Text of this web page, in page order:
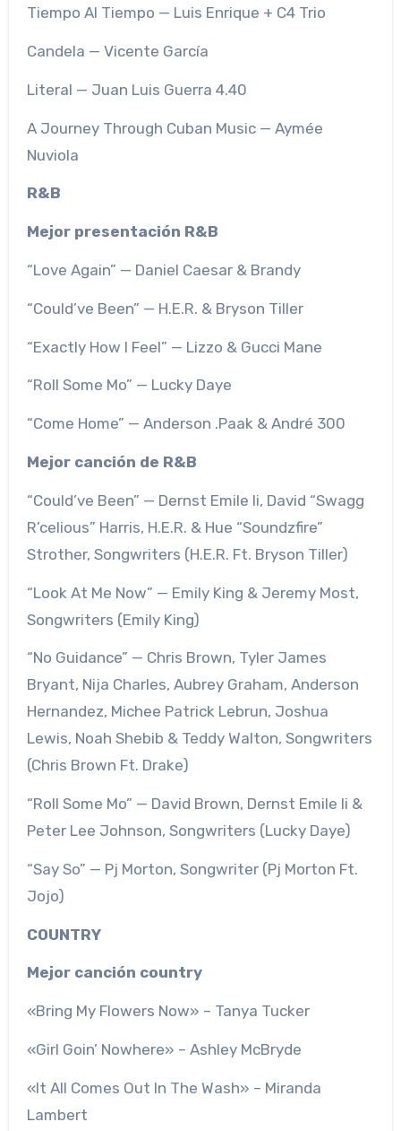
Tiempo Al Tiempo — Luis Enrique + C4 Trio
Candela — Vicente García
Literal — Juan Luis Guerra 4.40
A Journey Through Cuban Music — Aymée
Nuviola
R&B
Mejor presentación R&B
“Love Again” — Daniel Caesar & Brandy
“Could’ve Been” — H.E.R. & Bryson Tiller
“Exactly How I Feel” — Lizzo & Gucci Mane
“Roll Some Mo” — Lucky Daye
“Come Home” — Anderson .Paak & André 300
Mejor canción de R&B
“Could’ve Been” — Dernst Emile Ii, David “Swagg
R’celious” Harris, H.E.R. & Hue “Soundzfire”
Strother, Songwriters (H.E.R. Ft. Bryson Tiller)
“Look At Me Now” — Emily King & Jeremy Most,
Songwriters (Emily King)
“No Guidance” — Chris Brown, Tyler James
Bryant, Nija Charles, Aubrey Graham, Anderson
Hernandez, Michee Patrick Lebrun, Joshua
Lewis, Noah Shebib & Teddy Walton, Songwriters
(Chris Brown Ft. Drake)
“Roll Some Mo” — David Brown, Dernst Emile Ii &
Peter Lee Johnson, Songwriters (Lucky Daye)
“Say So” — Pj Morton, Songwriter (Pj Morton Ft.
Jojo)
COUNTRY
Mejor canción country
«Bring My Flowers Now» – Tanya Tucker
«Girl Goin’ Nowhere» – Ashley McBryde
«It All Comes Out In The Wash» – Miranda
Lambert